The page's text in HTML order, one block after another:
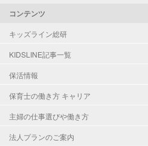
コンテンツ
キッズライン総研
KIDSLINE記事一覧
保活情報
保育士の働き方 キャリア
主婦の仕事選びや働き方
法人プランのご案内